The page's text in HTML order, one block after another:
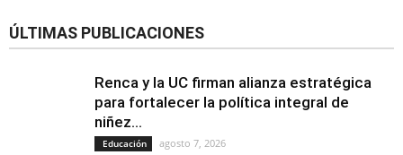
ÚLTIMAS PUBLICACIONES
Renca y la UC firman alianza estratégica
para fortalecer la política integral de
niñez...
Educación agosto 7, 2026